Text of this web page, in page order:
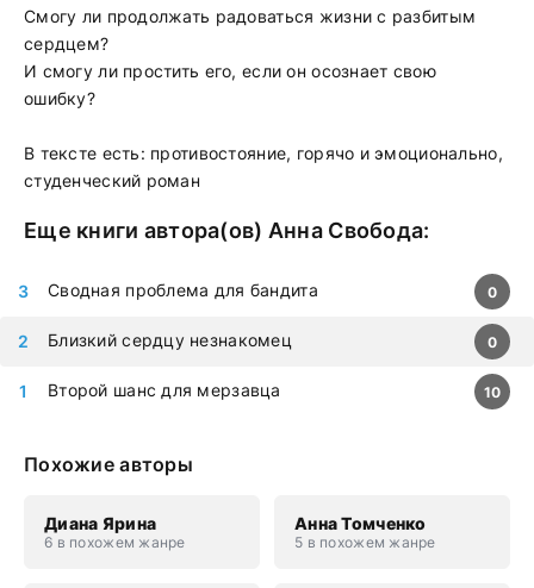
Смогу ли продолжать радоваться жизни с разбитым
сердцем?
И смогу ли простить его, если он осознает свою
ошибку?
В тексте есть: противостояние, горячо и эмоционально,
студенческий роман
Еще книги автора(ов) Анна Свобода:
Второй шанс для мерзавца 10
Близкий сердцу незнакомец 0
Сводная проблема для бандита 0
Похожие авторы
Диана Ярина
6 в похожем жанре
Анна Томченко
5 в похожем жанре